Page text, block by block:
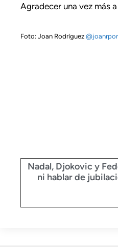
Agradecer una vez más
Nadal, Djokovic y
ni hablar de